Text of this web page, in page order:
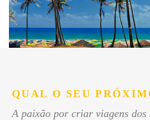
QUAL O SEU
A paixão por criar viagens dos